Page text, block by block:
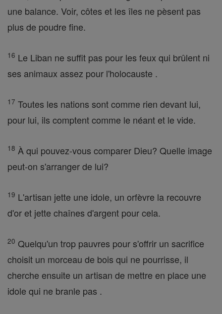
une balance. Voir, côtes et les îles ne pèsent pas
plus de poudre fine.
16 Le Liban ne suffit pas pour les feux qui brûlent ni
ses animaux assez pour l'holocauste .
17 Toutes les nations sont comme rien devant lui,
pour lui, ils comptent comme le néant et le vide.
18 À qui pouvez-vous comparer Dieu? Quelle image
peut-on s'arranger de lui?
19 L'artisan jette une idole, un orfèvre la recouvre
d'or et jette chaînes d'argent pour cela.
20 Quelqu'un trop pauvres pour s'offrir un sacrifice
choisit un morceau de bois qui ne pourrisse, il
cherche ensuite un artisan de mettre en place une
idole qui ne branle pas .